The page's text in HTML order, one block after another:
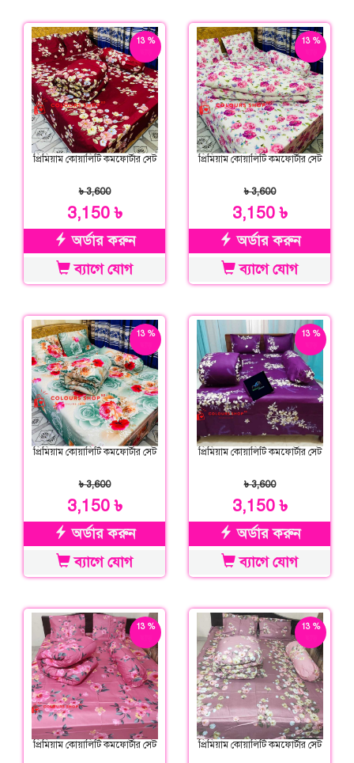
13 %
প্রিমিয়াম কোয়ালিটি কমফোর্টার সেট
৳ 3,600
3,150 ৳
অর্ডার করুন
ব্যাগে যোগ
13 %
প্রিমিয়াম কোয়ালিটি কমফোর্টার সেট
৳ 3,600
3,150 ৳
অর্ডার করুন
ব্যাগে যোগ
13 %
প্রিমিয়াম কোয়ালিটি কমফোর্টার সেট
৳ 3,600
3,150 ৳
অর্ডার করুন
ব্যাগে যোগ
13 %
প্রিমিয়াম কোয়ালিটি কমফোর্টার সেট
৳ 3,600
3,150 ৳
অর্ডার করুন
ব্যাগে যোগ
13 %
প্রিমিয়াম কোয়ালিটি কমফোর্টার সেট
13 %
প্রিমিয়াম কোয়ালিটি কমফোর্টার সেট